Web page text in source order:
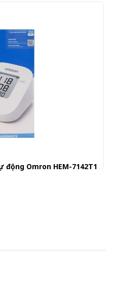
Omron HEM-7142T1